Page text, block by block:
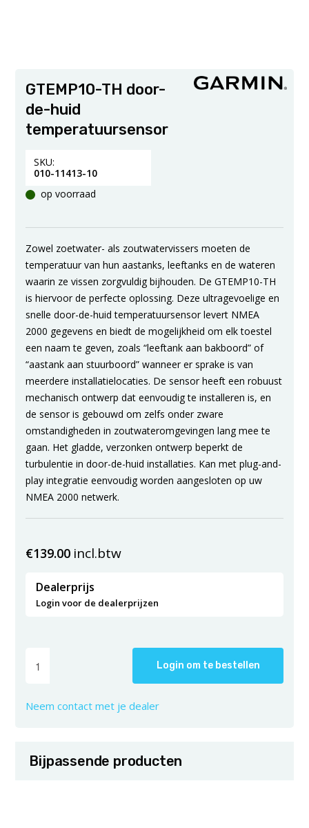
GTEMP10-TH door-
de-huid
temperatuursensor
SKU:
010-11413-10
op voorraad
Zowel zoetwater- als zoutwatervissers moeten de
temperatuur van hun aastanks, leeftanks en de wateren
waarin ze vissen zorgvuldig bijhouden. De GTEMP10-TH
is hiervoor de perfecte oplossing. Deze ultragevoelige en
snelle door-de-huid temperatuursensor levert NMEA
2000 gegevens en biedt de mogelijkheid om elk toestel
een naam te geven, zoals “leeftank aan bakboord” of
“aastank aan stuurboord” wanneer er sprake is van
meerdere installatielocaties. De sensor heeft een robuust
mechanisch ontwerp dat eenvoudig te installeren is, en
de sensor is gebouwd om zelfs onder zware
omstandigheden in zoutwateromgevingen lang mee te
gaan. Het gladde, verzonken ontwerp beperkt de
turbulentie in door-de-huid installaties. Kan met plug-and-
play integratie eenvoudig worden aangesloten op uw
NMEA 2000 netwerk.
€139.00 incl.btw
Dealerprijs
Login voor de dealerprijzen
Login om te bestellen
Neem contact met je dealer
Bijpassende producten